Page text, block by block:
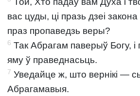
вас цуды, ці празь дзеі закона
праз пропаведзь веры?
6 Так Абрагам паверыў Богу, і
яму ў праведнасьць.
7 Уведайце ж, што вернікі —
Абрагамавыя.